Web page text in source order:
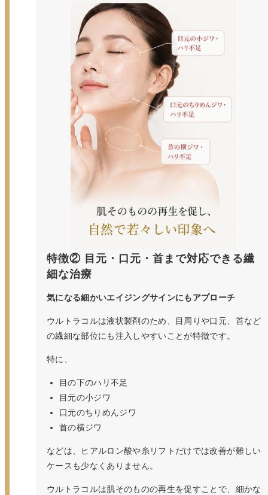
特徴② 目元・口元・首まで対応できる繊
細な治療
気になる細かいエイジングサインにもアプローチ
ウルトラコルは液状製剤のため、目周りや口元、首など
の繊細な部位にも注入しやすいことが特徴です。
特に、
目の下のハリ不足
目元の小ジワ
口元のちりめんジワ
首の横ジワ
などは、ヒアルロン酸や糸リフトだけでは改善が難しい
ケースも少なくありません。
ウルトラコルは肌そのものの再生を促すことで、細かな